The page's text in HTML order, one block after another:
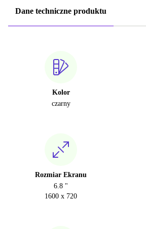
Dane techniczne produktu
Kolor
czarny
Rozmiar Ekranu
6.8 "
1600 x 720